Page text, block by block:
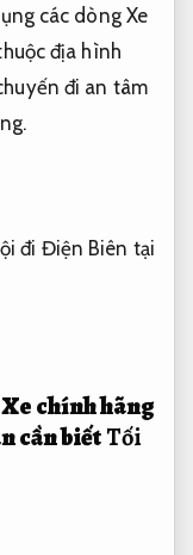
các dòng Xe
địa hình
đi an tâm
chính hãng
cần biếtTối